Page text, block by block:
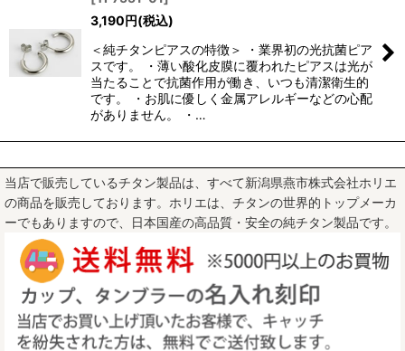
3,190円(税込)
＜純チタンピアスの特徴＞ ・業界初の光抗菌ピア
スです。 ・薄い酸化皮膜に覆われたピアスは光が
当たることで抗菌作用が働き、いつも清潔衛生的
です。 ・お肌に優しく金属アレルギーなどの心配
がありません。 ・…
当店で販売しているチタン製品は、すべて新潟県燕市株式会社ホリエ
の商品を販売しております。ホリエは、チタンの世界的トップメーカ
ーでもありますので、日本国産の高品質・安全の純チタン製品です。